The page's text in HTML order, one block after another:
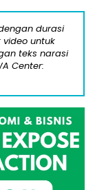
durasi
untuk
teks narasi
Center: